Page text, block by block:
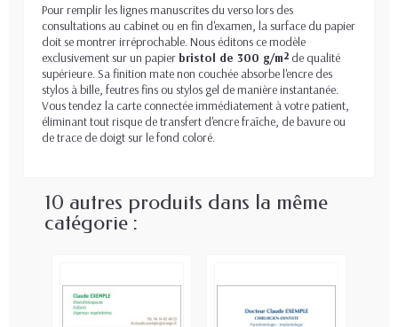
Pour remplir les lignes manuscrites du verso lors des
consultations au cabinet ou en fin d'examen, la surface du papier
doit se montrer irréprochable. Nous éditons ce modèle
exclusivement sur un papier bristol de 300 g/m² de qualité
supérieure. Sa finition mate non couchée absorbe l'encre des
stylos à bille, feutres fins ou stylos gel de manière instantanée.
Vous tendez la carte connectée immédiatement à votre patient,
éliminant tout risque de transfert d'encre fraîche, de bavure ou
de trace de doigt sur le fond coloré.
10 autres produits dans la même
catégorie :